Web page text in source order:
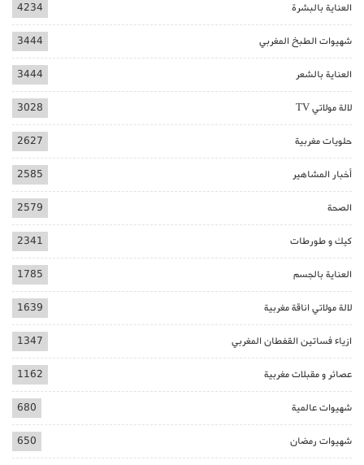
العناية بالبشرة 4234
شهيوات الطبخ المغربي 3444
العناية بالشعر 3444
لالة مولاتي TV 3028
حلويات مغربية 2627
أخبار المشاهير 2585
الصحة 2579
كيك و طورطات 2341
العناية بالجسم 1785
لالة مولاتي اناقة مغربية 1639
ازياء فساتين القفطان المغربي 1347
عصائر و مقبلات مغربية 1162
شهيوات عالمية 680
شهيوات رمضان 650